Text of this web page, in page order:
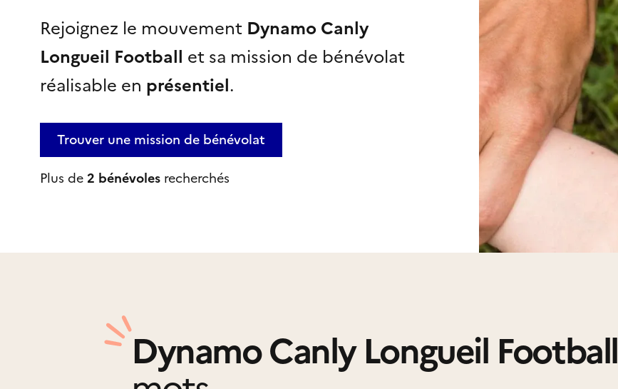
Rejoignez le mouvement Dynamo Canly
Longueil Football et sa mission de bénévolat
réalisable en présentiel.
Trouver une mission de bénévolat
Plus de 2 bénévoles recherchés
Dynamo Canly Longueil Football